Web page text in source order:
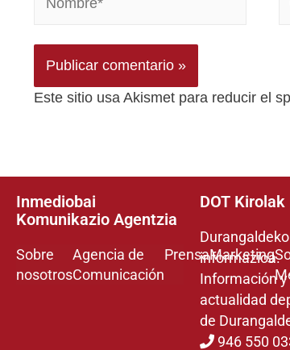
Este sitio usa Akismet para reducir el
Inmediobai
Komunikazio Agentzia
Sobre
nosotros
Agencia de
Comunicación
PrensaMarketing
DOT Kirolak
Durangaldeko
informazioa.
Información y
actualidad
de
946 550